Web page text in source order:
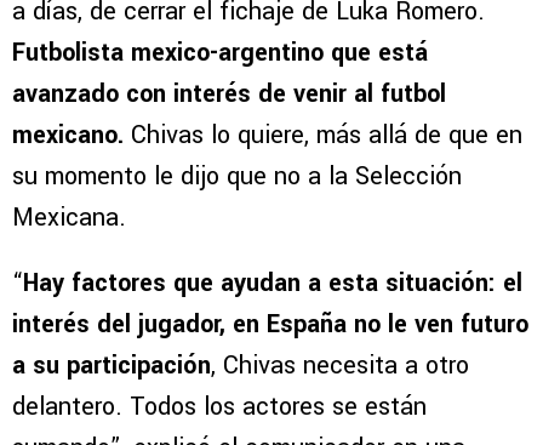
a días, de cerrar el fichaje de Luka Romero.
Futbolista mexico-argentino que está
avanzado con interés de venir al futbol
mexicano. Chivas lo quiere, más allá de que en
su momento le dijo que no a la Selección
Mexicana.
“Hay factores que ayudan a esta situación: el
interés del jugador, en España no le ven futuro
a su participación, Chivas necesita a otro
delantero. Todos los actores se están